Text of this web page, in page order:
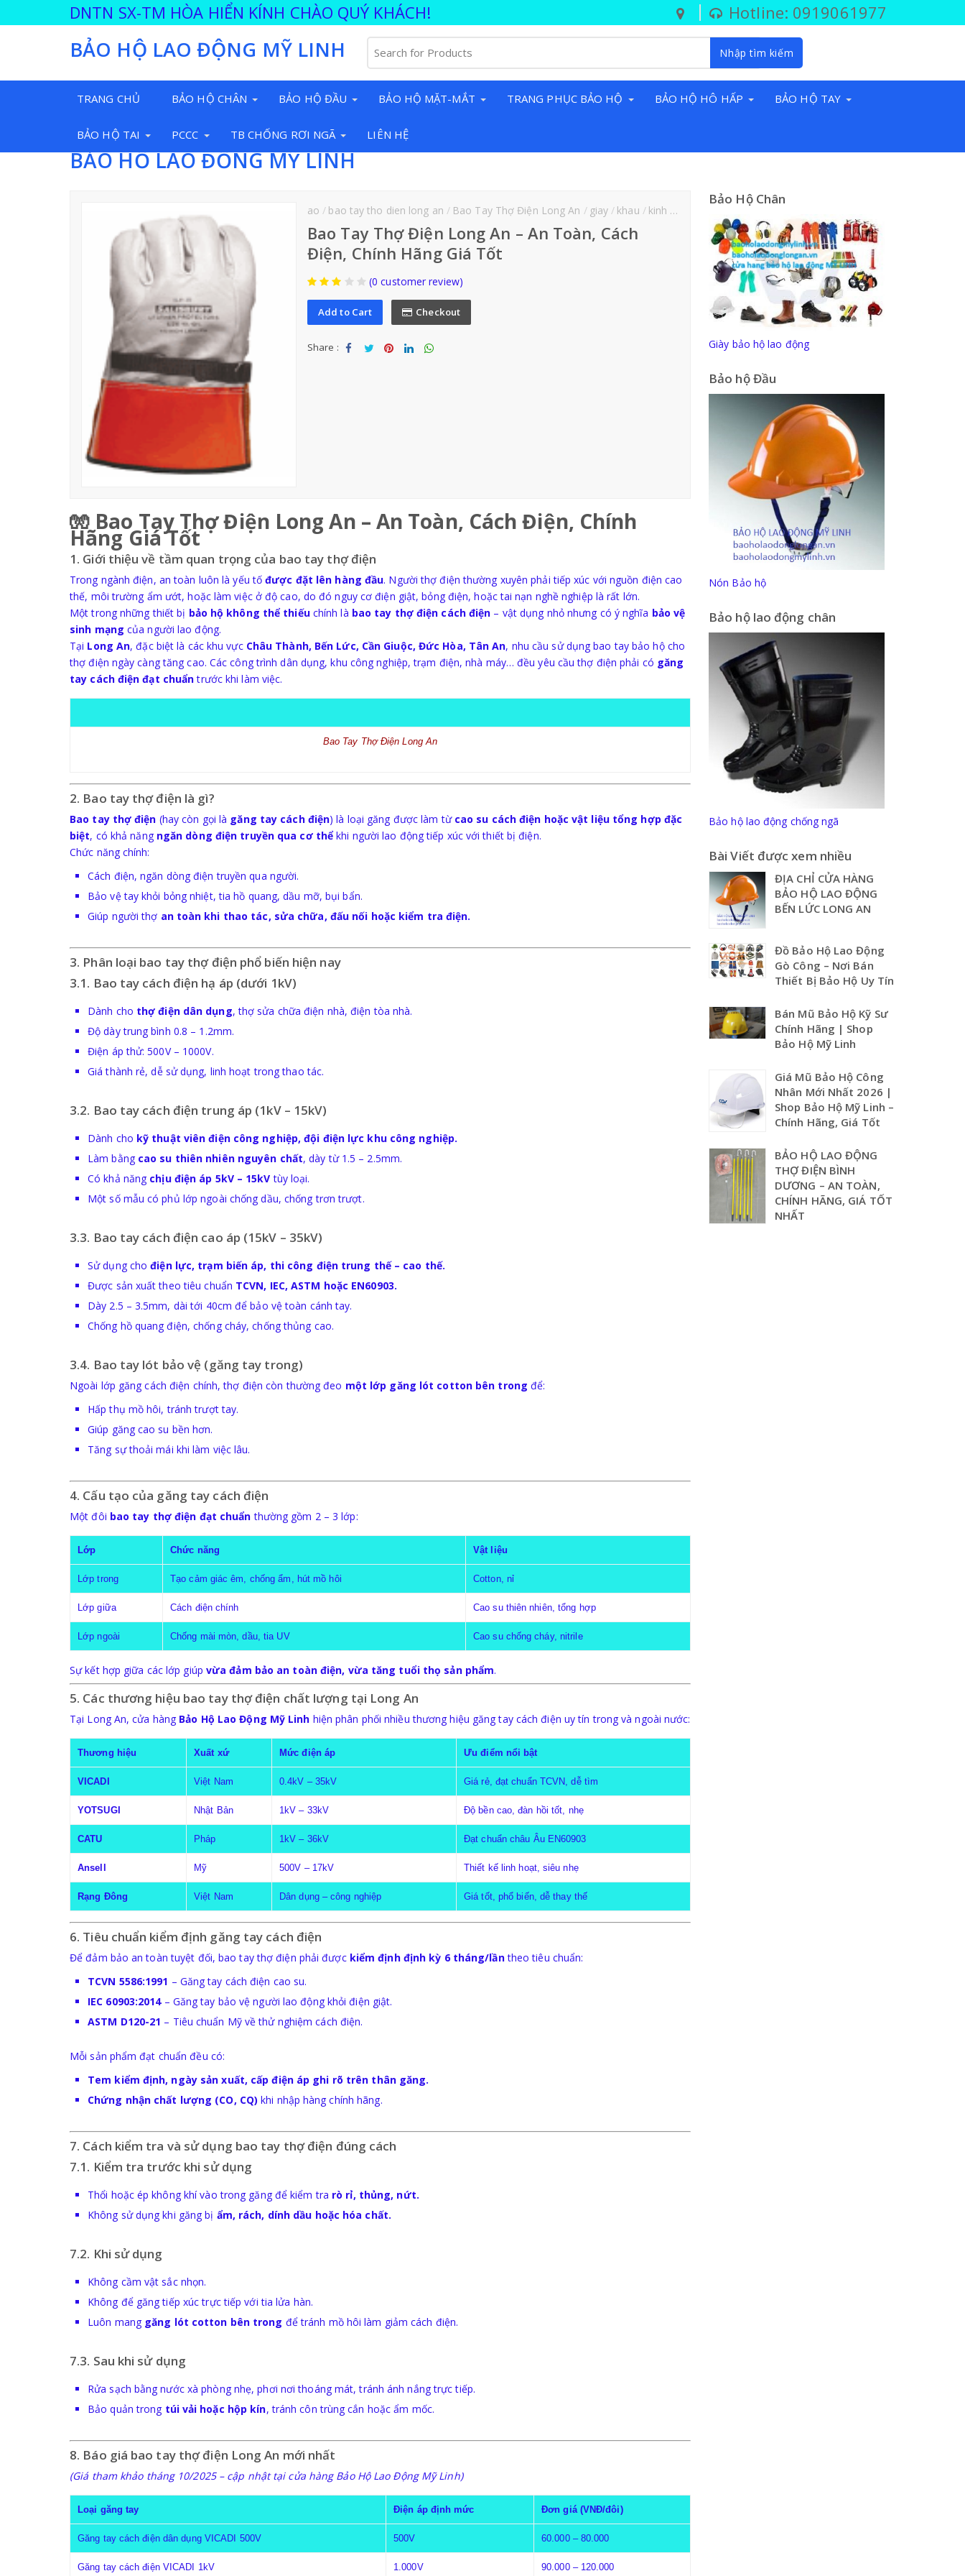
DNTN SX-TM HÒA HIỂN KÍNH CHÀO QUÝ KHÁCH! Hotline: 0919061977
BẢO HỘ LAO ĐỘNG MỸ LINH Nhập tìm kiếm
TRANG CHỦ BẢO HỘ CHÂN BẢO HỘ ĐẦU BẢO HỘ MẶT-MẮT TRANG PHỤC BẢO HỘ BẢO HỘ HÔ HẤP BẢO HỘ TAY
BẢO HỘ TAI PCCC TB CHỐNG RƠI NGÃ LIÊN HỆ
BẢO HỘ LAO ĐỘNG MỸ LINH
ao bao tay tho dien long an Bao Tay Thợ Điện Long An giay khau kinh non
Bao Tay Thợ Điện Long An – An Toàn, Cách
Điện, Chính Hãng Giá Tốt
(0 customer review)
Add to Cart Checkout
Share :
🧤 Bao Tay Thợ Điện Long An – An Toàn, Cách Điện, Chính
Hãng Giá Tốt
1. Giới thiệu về tầm quan trọng của bao tay thợ điện
Trong ngành điện, an toàn luôn là yếu tốđược đặt lên hàng đầu. Người thợ điện thường xuyên phải tiếp xúc với nguồn điện cao
thế, môi trường ẩm ướt, hoặc làm việc ở độ cao, do đó nguy cơ điện giật, bỏng điện, hoặc tai nạn nghề nghiệp là rất lớn.
Một trong những thiết bị bảo hộ không thể thiếuchính là bao tay thợ điện cách điện – vật dụng nhỏ nhưng có ý nghĩa bảo vệ
sinh mạng của người lao động.
Tại Long An, đặc biệt là các khu vực Châu Thành, Bến Lức, Cần Giuộc, Đức Hòa, Tân An, nhu cầu sử dụng bao tay bảo hộ cho
thợ điện ngày càng tăng cao. Các công trình dân dụng, khu công nghiệp, trạm điện, nhà máy… đều yêu cầu thợ điện phải có găng
tay cách điện đạt chuẩntrước khi làm việc.
Bao Tay Thợ Điện Long An
2. Bao tay thợ điện là gì?
Bao tay thợ điện (hay còn gọi là găng tay cách điện) là loại găng được làm từ cao su cách điện hoặc vật liệu tổng hợp đặc
biệt, có khả năng ngăn dòng điện truyền qua cơ thể khi người lao động tiếp xúc với thiết bị điện.
Chức năng chính:
Cách điện, ngăn dòng điện truyền qua người.
Bảo vệ tay khỏi bỏng nhiệt, tia hồ quang, dầu mỡ, bụi bẩn.
Giúp người thợ an toàn khi thao tác, sửa chữa, đấu nối hoặc kiểm tra điện.
3. Phân loại bao tay thợ điện phổ biến hiện nay
3.1. Bao tay cách điện hạ áp (dưới 1kV)
Dành cho thợ điện dân dụng, thợ sửa chữa điện nhà, điện tòa nhà.
Độ dày trung bình 0.8 – 1.2mm.
Điện áp thử: 500V – 1000V.
Giá thành rẻ, dễ sử dụng, linh hoạt trong thao tác.
3.2. Bao tay cách điện trung áp (1kV – 15kV)
Dành cho kỹ thuật viên điện công nghiệp, đội điện lực khu công nghiệp.
Làm bằng cao su thiên nhiên nguyên chất, dày từ 1.5 – 2.5mm.
Có khả năng chịu điện áp 5kV – 15kV tùy loại.
Một số mẫu có phủ lớp ngoài chống dầu, chống trơn trượt.
3.3. Bao tay cách điện cao áp (15kV – 35kV)
Sử dụng chođiện lực, trạm biến áp, thi công điện trung thế – cao thế.
Được sản xuất theo tiêu chuẩn TCVN, IEC, ASTM hoặc EN60903.
Dày 2.5 – 3.5mm, dài tới 40cm để bảo vệ toàn cánh tay.
Chống hồ quang điện, chống cháy, chống thủng cao.
3.4. Bao tay lót bảo vệ (găng tay trong)
Ngoài lớp găng cách điện chính, thợ điện còn thường đeo một lớp găng lót cotton bên trong để:
Hấp thụ mồ hôi, tránh trượt tay.
Giúp găng cao su bền hơn.
Tăng sự thoải mái khi làm việc lâu.
4. Cấu tạo của găng tay cách điện
Một đôi bao tay thợ điện đạt chuẩn thường gồm 2 – 3 lớp:
Lớp Chức năng Vật liệu
Lớp trong Tạo cảm giác êm, chống ẩm, hút mồ hôi Cotton, nỉ
Lớp giữa Cách điện chính Cao su thiên nhiên, tổng hợp
Lớp ngoài Chống mài mòn, dầu, tia UV Cao su chống cháy, nitrile
Sự kết hợp giữa các lớp giúp vừa đảm bảo an toàn điện, vừa tăng tuổi thọ sản phẩm.
5. Các thương hiệu bao tay thợ điện chất lượng tại Long An
Tại Long An, cửa hàng Bảo Hộ Lao Động Mỹ Linh hiện phân phối nhiều thương hiệu găng tay cách điện uy tín trong và ngoài nước:
Thương hiệu Xuất xứ Mức điện áp Ưu điểm nổi bật
VICADI Việt Nam 0.4kV – 35kV Giá rẻ, đạt chuẩn TCVN, dễ tìm
YOTSUGI Nhật Bản 1kV – 33kV Độ bền cao, đàn hồi tốt, nhẹ
CATU Pháp 1kV – 36kV Đạt chuẩn châu Âu EN60903
Ansell Mỹ 500V – 17kV Thiết kế linh hoạt, siêu nhẹ
Rạng Đông Việt Nam Dân dụng – công nghiệp Giá tốt, phổ biến, dễ thay thế
6. Tiêu chuẩn kiểm định găng tay cách điện
Để đảm bảo an toàn tuyệt đối, bao tay thợ điện phải được kiểm định định kỳ 6 tháng/lầntheo tiêu chuẩn:
TCVN 5586:1991 – Găng tay cách điện cao su.
IEC 60903:2014– Găng tay bảo vệ người lao động khỏi điện giật.
ASTM D120-21 – Tiêu chuẩn Mỹ về thử nghiệm cách điện.
Mỗi sản phẩm đạt chuẩn đều có:
Tem kiểm định, ngày sản xuất, cấp điện áp ghi rõ trên thân găng.
Chứng nhận chất lượng (CO, CQ) khi nhập hàng chính hãng.
7. Cách kiểm tra và sử dụng bao tay thợ điện đúng cách
7.1. Kiểm tra trước khi sử dụng
Thổi hoặc ép không khí vào trong găng để kiểm tra rò rỉ, thủng, nứt.
Không sử dụng khi găng bị ẩm, rách, dính dầu hoặc hóa chất.
7.2. Khi sử dụng
Không cầm vật sắc nhọn.
Không để găng tiếp xúc trực tiếp với tia lửa hàn.
Luôn mang găng lót cotton bên trong để tránh mồ hôi làm giảm cách điện.
7.3. Sau khi sử dụng
Rửa sạch bằng nước xà phòng nhẹ, phơi nơi thoáng mát, tránh ánh nắng trực tiếp.
Bảo quản trong túi vải hoặc hộp kín, tránh côn trùng cắn hoặc ẩm mốc.
8. Báo giá bao tay thợ điện Long An mới nhất
(Giá tham khảo tháng 10/2025 – cập nhật tại cửa hàng Bảo Hộ Lao Động Mỹ Linh)
Loại găng tay Điện áp định mức Đơn giá (VNĐ/đôi)
Găng tay cách điện dân dụng VICADI 500V 500V 60.000 – 80.000
Găng tay cách điện VICADI 1kV 1.000V 90.000 – 120.000
Bảo Hộ Chân
Giày bảo hộ lao động
Bảo hộ Đầu
Nón Bảo hộ
Bảo hộ lao động chân
Bảo hộ lao động chống ngã
Bài Viết được xem nhiều
ĐỊA CHỈ CỬA HÀNG
BẢO HỘ LAO ĐỘNG
BẾN LỨC LONG AN
Đồ Bảo Hộ Lao Động
Gò Công – Nơi Bán
Thiết Bị Bảo Hộ Uy Tín
Bán Mũ Bảo Hộ Kỹ Sư
Chính Hãng | Shop
Bảo Hộ Mỹ Linh
Giá Mũ Bảo Hộ Công
Nhân Mới Nhất 2026 |
Shop Bảo Hộ Mỹ Linh –
Chính Hãng, Giá Tốt
BẢO HỘ LAO ĐỘNG
THỢ ĐIỆN BÌNH
DƯƠNG – AN TOÀN,
CHÍNH HÃNG, GIÁ TỐT
NHẤT